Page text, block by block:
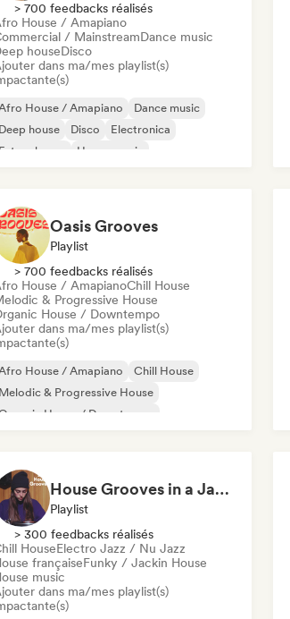
> 700 feedbacks réalisés
House / Amapiano
/ MainstreamDance music
houseDisco
dans ma/mes playlist(s)
House / Amapiano
Dance music
Deep house
Disco
Electronica
Future house
House music
Oasis Grooves
Playlist
> 700 feedbacks réalisés
House / AmapianoChill House
& Progressive House
House / Downtempo
dans ma/mes playlist(s)
House / Amapiano
Chill House
Melodic & Progressive House
Organic House / Downtempo
House Grooves in a Jazz Mood
Playlist
> 300 feedbacks réalisés
HouseElectro Jazz / Nu Jazz
françaiseFunky / Jackin House
music
dans ma/mes playlist(s)